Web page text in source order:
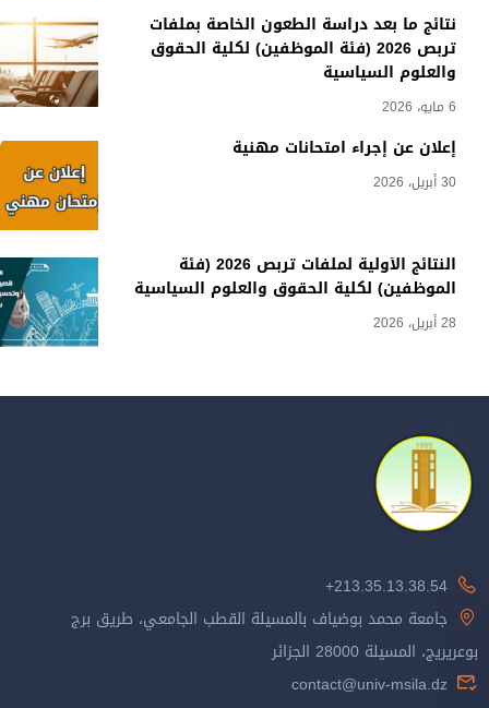
نتائج ما بعد دراسة الطعون الخاصة بملفات
تربص 2026 (فئة الموظفين) لكلية الحقوق
والعلوم السياسية
6 مايو، 2026
إعلان عن إجراء امتحانات مهنية
30 أبريل، 2026
النتائج الأولية لملفات تربص 2026 (فئة
الموظفين) لكلية الحقوق والعلوم السياسية
28 أبريل، 2026
213.35.13.38.54+
جامعة محمد بوضياف بالمسيلة القطب الجامعي، طريق برج
بوعريريج، المسيلة 28000 الجزائر
contact@univ-msila.dz